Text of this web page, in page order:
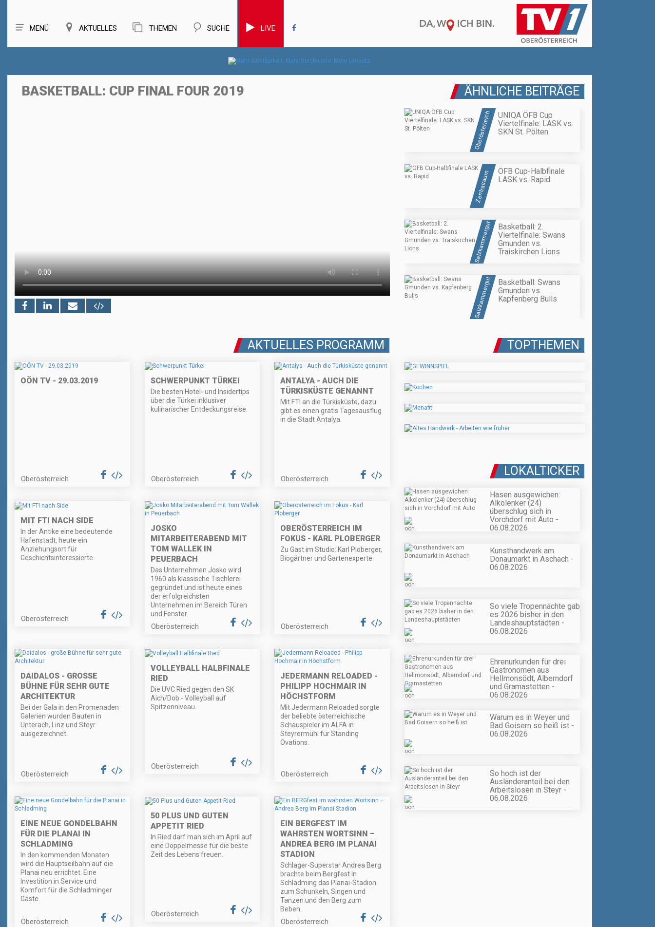
MENÜ AKTUELLES THEMEN SUCHE LIVE
BASKETBALL: CUP FINAL FOUR 2019 ÄHNLICHE BEITRÄGE
Oberösterreich
UNIQA ÖFB Cup
Viertelfinale: LASK vs.
SKN St. Pölten
Zentralraum
ÖFB Cup-Halbfinale
LASK vs. Rapid
Salzkammergut
Basketball: 2.
Viertelfinale: Swans
Gmunden vs.
Traiskirchen Lions
Salzkammergut
Basketball: Swans
Gmunden vs.
Kapfenberg Bulls
AKTUELLES PROGRAMM
OÖN TV - 29.03.2019
Oberösterreich
SCHWERPUNKT TÜRKEI
Die besten Hotel- und Insidertips
über die Türkei inklusiver
kulinarischer Entdeckungsreise.
Oberösterreich
ANTALYA - AUCH DIE
TÜRKISKÜSTE GENANNT
Mit FTI an die Türkisküste, dazu
gibt es einen gratis Tagesausflug
in die Stadt Antalya.
Oberösterreich
MIT FTI NACH SIDE
In der Antike eine bedeutende
Hafenstadt, heute ein
Anziehungsort für
Geschichtsinteressierte.
Oberösterreich
JOSKO
MITARBEITERABEND MIT
TOM WALLEK IN
PEUERBACH
Das Unternehmen Josko wird
1960 als klassische Tischlerei
gegründet und ist heute eines
der erfolgreichsten
Unternehmen im Bereich Türen
und Fenster.
Oberösterreich
OBERÖSTERREICH IM
FOKUS - KARL PLOBERGER
Zu Gast im Studio: Karl Ploberger,
Biogärtner und Gartenexperte
Oberösterreich
DAIDALOS - GROSSE B
ÜHNE FÜR SEHR GUTE A
RCHITEKTUR
Bei der Gala in den Promenaden
Galerien wurden Bauten in
Unterach, Linz und Steyr
ausgezeichnet.
Oberösterreich
VOLLEYBALL HALBFINALE
RIED
Die UVC Ried gegen den SK
Aich/Dob - Volleyball auf
Spitzenniveau.
Oberösterreich
JEDERMANN RELOADED -
PHILIPP HOCHMAIR IN
HÖCHSTFORM
Mit Jedermann Reloaded sorgte
der beliebte österreichische
Schauspieler im ALFA in
Steyrermühl für Standing
Ovations.
Oberösterreich
EINE NEUE GONDELBAHN
FÜR DIE PLANAI IN
SCHLADMING
In den kommenden Monaten
wird die Hauptseilbahn auf die
Planai neu errichtet. Eine
Investition in Service und
Komfort für die Schladminger
Gäste.
Oberösterreich
50 PLUS UND GUTEN
APPETIT RIED
In Ried darf man sich im April auf
eine Doppelmesse für die beste
Zeit des Lebens freuen.
Oberösterreich
EIN BERGFEST IM
WAHRSTEN WORTSINN –
ANDREA BERG IM PLANAI
STADION
Schlager-Superstar Andrea Berg
brachte beim Bergfest in
Schladming das Planai-Stadion
zum Schunkeln, Singen und
Tanzen und den Berg zum
Beben.
Oberösterreich
TOPTHEMEN
LOKALTICKER
Hasen ausgewichen:
Alkolenker (24)
überschlug sich in
Vorchdorf mit Auto -
06.08.2026
Kunsthandwerk am
Donaumarkt in Aschach -
06.08.2026
So viele Tropennächte gab
es 2026 bisher in den
Landeshauptstädten -
06.08.2026
Ehrenurkunden für drei
Gastronomen aus
Hellmonsödt, Alberndorf
und Gramastetten -
06.08.2026
Warum es in Weyer und
Bad Goisern so heiß ist -
06.08.2026
So hoch ist der
Ausländeranteil bei den
Arbeitslosen in Steyr -
06.08.2026